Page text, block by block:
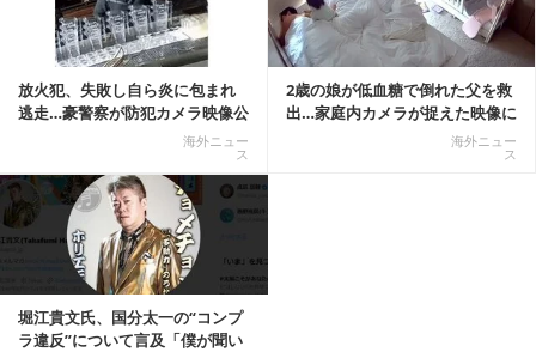
放火犯、失敗し自ら炎に包まれ
逃走…豪警察が防犯カメラ映像公
海外ニュー
ス
2歳の娘が低血糖で倒れた父を救
出…家庭内カメラが捉えた映像に
海外ニュー
ス
堀江貴文氏、国分太一の“コンプ
ラ違反”について言及「僕が聞い